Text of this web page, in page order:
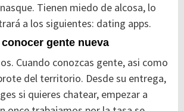
Tienen miedo de alcosa, lo
a los siguientes: dating apps.
gente nueva
Cuando conozcas gente, asi como
del territorio. Desde su entrega,
si quieres chatear, empezar a